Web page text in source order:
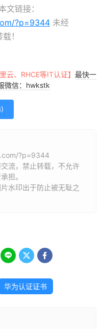
文链接：
?p=9344 未经
！
云、RHCE等IT认证】 最快一
微信：hwkstk
)
?p=9344
流，禁止转载，不允许
担。
水印出于防止被无耻之
  
华为认证证书